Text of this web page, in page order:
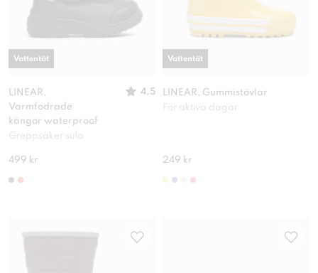
LINEAR,
Varmfodrade
kängor waterproof
4.5
Greppsäker sula
499 kr
Vattentät
LINEAR, Gummistövlar
För aktiva dagar
249 kr
Vattentät